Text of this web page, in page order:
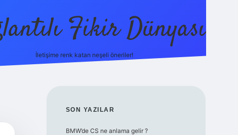
Fikir Dünyası
İletişime renk katan neşeli öneriler!
SIDEBAR
SON YAZILAR
BMW’de CS ne anlama gelir ?